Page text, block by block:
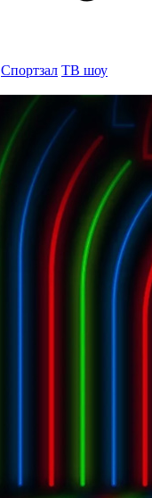
Спортзал ТВ шоу